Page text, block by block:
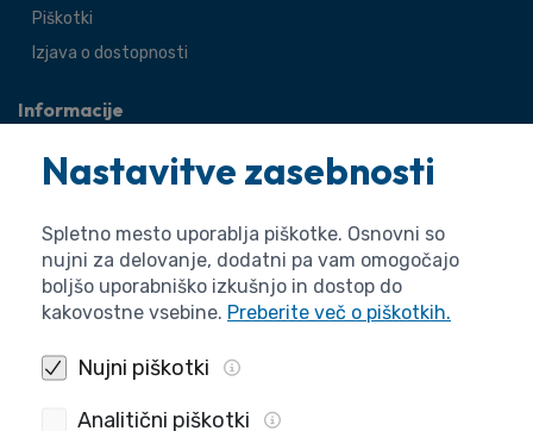
Piškotki
Izjava o dostopnosti
Informacije
O agenciji
Splošne zadeve
Pravne zadeve
Nastavitve zasebnosti
Spletno mesto uporablja piškotke. Osnovni so
nujni za delovanje, dodatni pa vam omogočajo
boljšo uporabniško izkušnjo in dostop do
kakovostne vsebine. Preberite več o piškotkih.
Nujni piškotki
Analitični piškotki